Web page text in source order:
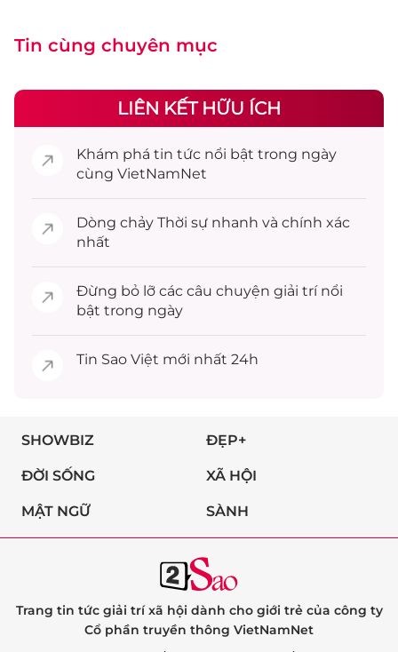
Tin cùng chuyên mục
LIÊN KẾT HỮU ÍCH
Khám phá tin tức nổi bật trong ngày
cùng VietNamNet
Dòng chảy Thời sự nhanh và chính xác
nhất
Đừng bỏ lỡ các câu chuyện giải trínổi
bật trong ngày
Tin Sao Việt mới nhất 24h
SHOWBIZ ĐẸP+
ĐỜI SỐNG XÃ HỘI
MẬT NGỮ SÀNH
Trang tin tức giải trí xã hội dành cho giới trẻ của công ty
Cổ phần truyền thông VietNamNet